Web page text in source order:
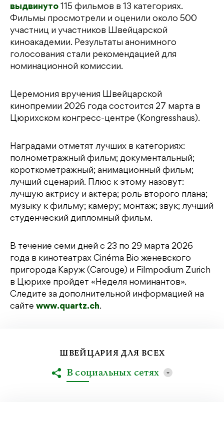
выдвинуто 115 фильмов в 13 категориях.
Фильмы просмотрели и оценили около 500
участниц и участников Швейцарской
киноакадемии. Результаты анонимного
голосования стали рекомендацией для
номинационной комиссии.
Церемония вручения Швейцарской
кинопремии 2026 года состоится 27 марта в
Цюрихском конгресс-центре (Kongresshaus).
Наградами отметят лучших в категориях:
полнометражный фильм; документальный;
короткометражный; анимационный фильм;
лучший сценарий. Плюс к этому назовут:
лучшую актрису и актера; роль второго плана;
музыку к фильму; камеру; монтаж; звук; лучший
студенческий дипломный фильм.
В течение семи дней с 23 по 29 марта 2026
года в кинотеатрах Cinéma Bio женевского
пригорода Каруж (Carouge) и Filmpodium Zurich
в Цюрихе пройдет «Неделя номинантов».
Следите за дополнительной информацией на
сайте www.quartz.ch.
ШВЕЙЦАРИЯ ДЛЯ ВСЕХ
В социальных сетях